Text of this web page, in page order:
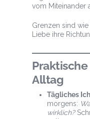
vom Miteinander
Grenzen sind
Liebe ihre
Alltag
Tägliches
morgens:
wirklich?